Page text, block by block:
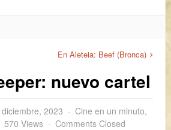
En Aleteia: Beef (Bronca)
nuevo cartel
2023 Cine en un minuto,
570 Views Comments Closed